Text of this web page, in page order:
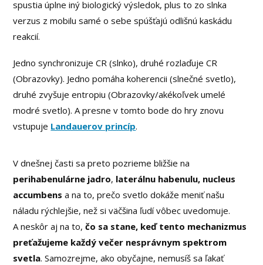
spustia úplne iný biologický výsledok, plus to zo slnka
verzus z mobilu samé o sebe spúšťajú odlišnú kaskádu
reakcií.
Jedno synchronizuje CR (slnko), druhé rozlaďuje CR
(Obrazovky). Jedno pomáha koherencii (slnečné svetlo),
druhé zvyšuje entropiu (Obrazovky/akékoľvek umelé
modré svetlo). A presne v tomto bode do hry znovu
vstupuje Landauerov princíp.
V dnešnej časti sa preto pozrieme bližšie na
perihabenulárne jadro, laterálnu habenulu, nucleus
accumbens a na to, prečo svetlo dokáže meniť našu
náladu rýchlejšie, než si väčšina ľudí vôbec uvedomuje.
A neskôr aj na to,čo sa stane, keď tento mechanizmus
preťažujeme každý večer nesprávnym spektrom
svetla. Samozrejme, ako obyčajne, nemusíš sa ľakať